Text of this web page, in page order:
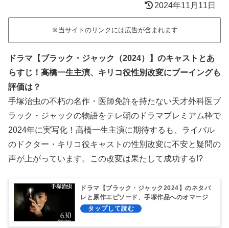
2024年11月11日
※当サイトのリンクには広告が含まれます
ドラマ【ブラック・ジャック（2024）】のキャストとあ
らすじ！高橋一生主演、キリコ役性別改変にブーイングも
評価は？
手塚治虫の不朽の名作・医師免許を持たない天才外科医ブ
ラック・ジャックの物語をテレ朝のドラマプレミアム枠で
2024年に実写化！高橋一生主演に期待するも、ライバル
のドクター・キリコ役キャストの性別改変に不安と疑問の
声が上がっています。この改変は果たして成功する!?
ドラマ【ブラック・ジャック2024】のネタバ
レと原作エピソード、手塚作品へのオマージ
ュまとめ！